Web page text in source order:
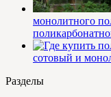
монолитного
сотовый и
Разделы